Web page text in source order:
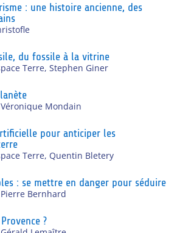
: une histoire ancienne, des
du fossile à la vitrine
Terre,Stephen Giner
Véronique Mondain
pour anticiper les
Terre, Quentin Bletery
: se mettre en danger pour séduire
Pierre Bernhard
?